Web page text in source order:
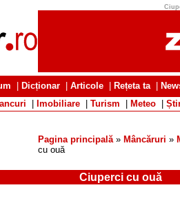
Dicționar Articole Rețeta ta|
Imobiliare Turism Meteo
Pagina principală» Mâncăruri »
cu ouă
Ciuperci cu ouă